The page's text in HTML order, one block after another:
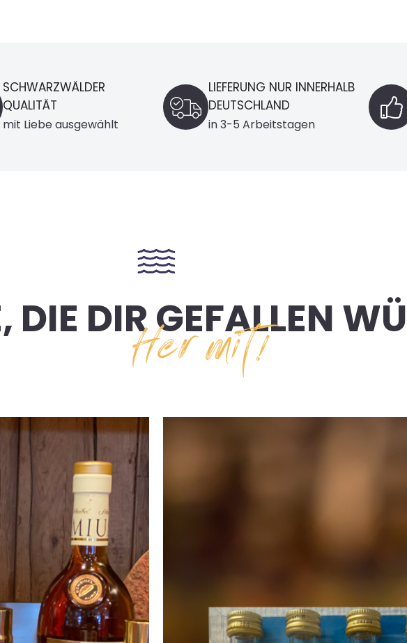
LIEFERUNG NUR INNERHALB
DEUTSCHLAND
in 3-5 Arbeitstagen
14-GELD-ZURÜCK-
GARANTIE
Entspannt einkaufen
DIE DIR GEFALLEN
Her mit!